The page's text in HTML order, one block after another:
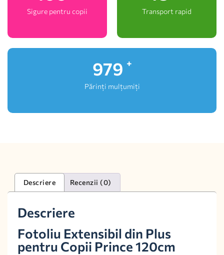
Sigure pentru copii Transport rapid
1,000
Părinți mulțumiți
Descriere Recenzii (0)
Descriere
Fotoliu Extensibil din Plus
pentru Copii Prince 120cm